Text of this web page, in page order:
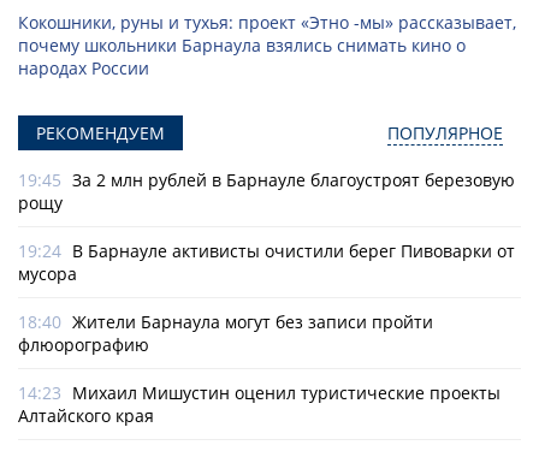
Кокошники, руны и тухья: проект «Этно -мы» рассказывает,
почему школьники Барнаула взялись снимать кино о
народах России
РЕКОМЕНДУЕМ ПОПУЛЯРНОЕ
19:45 За 2 млн рублей в Барнауле благоустроят березовую
рощу
19:24 В Барнауле активисты очистили берег Пивоварки от
мусора
18:40 Жители Барнаула могут без записи пройти
флюорографию
14:23 Михаил Мишустин оценил туристические проекты
Алтайского края